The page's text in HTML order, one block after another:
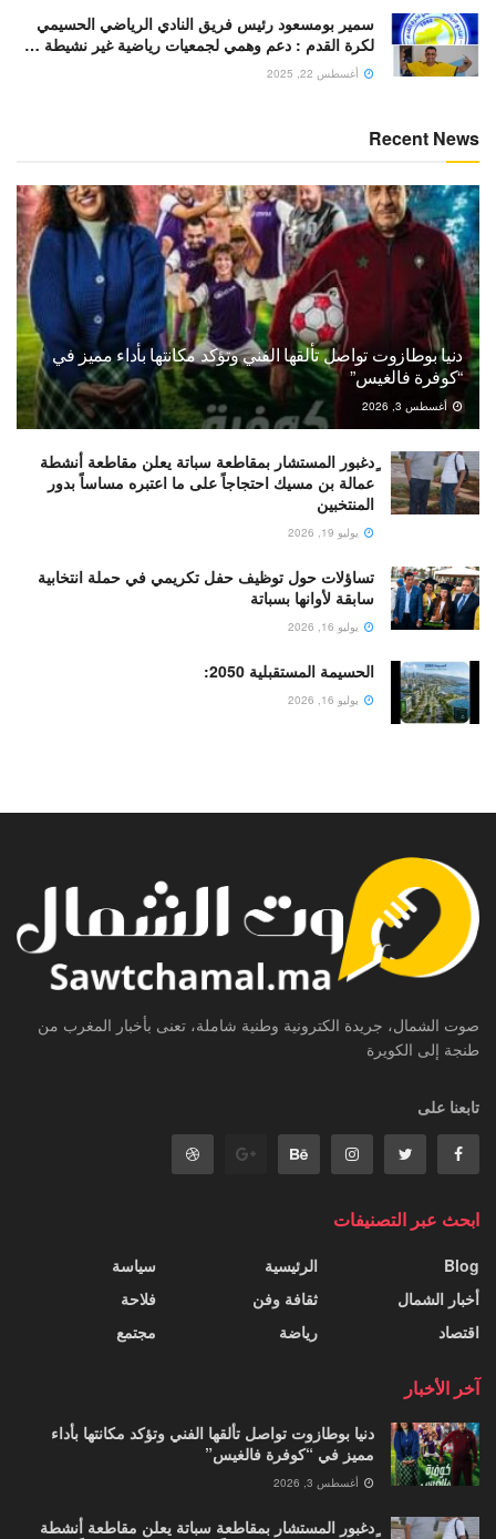
سمير بومسعود رئيس فريق النادي الرياضي الحسيمي
لكرة القدم : دعم وهمي لجمعيات رياضية غير نشيطة …
أغسطس 22, 2025
Recent News
دنيا بوطازوت تواصل تألقها الفني وتؤكد مكانتها بأداء مميز في
“كوفرة فالغيس”
أغسطس 3, 2026
ٍدغبور المستشار بمقاطعة سباتة يعلن مقاطعة أنشطة
عمالة بن مسيك احتجاجاً على ما اعتبره مساساً بدور
المنتخبين
يوليو 19, 2026
تساؤلات حول توظيف حفل تكريمي في حملة انتخابية
سابقة لأوانها بسباتة
يوليو 16, 2026
الحسيمة المستقبلية 2050:
يوليو 16, 2026
صوت الشمال، جريدة الكترونية وطنية شاملة، تعنى بأخبار المغرب من
طنجة إلى الكويرة
تابعنا على
ابحث عبر التصنيفات
Blog
أخبار الشمال
اقتصاد
الرئيسية
ثقافة وفن
رياضة
سياسة
فلاحة
مجتمع
آخر الأخبار
دنيا بوطازوت تواصل تألقها الفني وتؤكد مكانتها بأداء
مميز في “كوفرة فالغيس”
أغسطس 3, 2026
ٍدغبور المستشار بمقاطعة سباتة يعلن مقاطعة أنشطة